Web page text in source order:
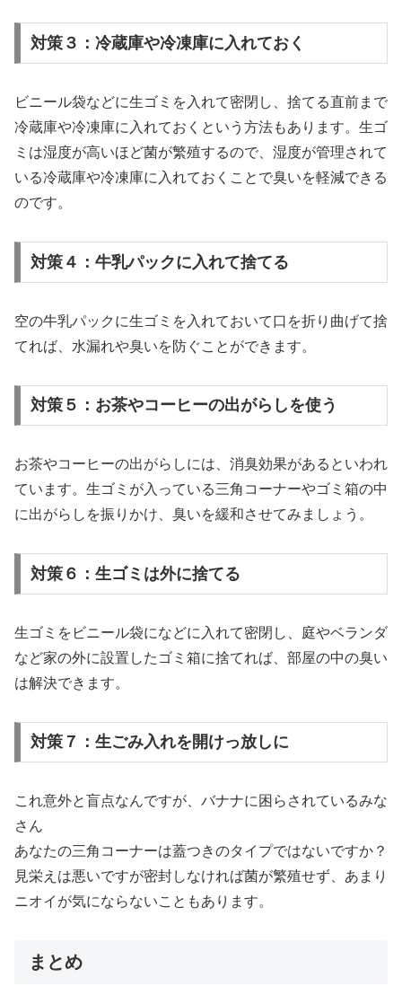
対策３：冷蔵庫や冷凍庫に入れておく
ビニール袋などに生ゴミを入れて密閉し、捨てる直前まで
冷蔵庫や冷凍庫に入れておくという方法もあります。生ゴ
ミは湿度が高いほど菌が繁殖するので、湿度が管理されて
いる冷蔵庫や冷凍庫に入れておくことで臭いを軽減できる
のです。
対策４：牛乳パックに入れて捨てる
空の牛乳パックに生ゴミを入れておいて口を折り曲げて捨
てれば、水漏れや臭いを防ぐことができます。
対策５：お茶やコーヒーの出がらしを使う
お茶やコーヒーの出がらしには、消臭効果があるといわれ
ています。生ゴミが入っている三角コーナーやゴミ箱の中
に出がらしを振りかけ、臭いを緩和させてみましょう。
対策６：生ゴミは外に捨てる
生ゴミをビニール袋になどに入れて密閉し、庭やベランダ
など家の外に設置したゴミ箱に捨てれば、部屋の中の臭い
は解決できます。
対策７：生ごみ入れを開けっ放しに
これ意外と盲点なんですが、バナナに困らされているみな
さん
あなたの三角コーナーは蓋つきのタイプではないですか？
見栄えは悪いですが密封しなければ菌が繁殖せず、あまり
ニオイが気にならないこともあります。
まとめ